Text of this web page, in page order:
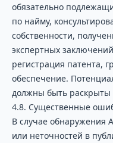
обязательно
по найму,
собственности,
экспертных
регистрация патента,
обеспечение.
должны быть
4.8. Существенные
В случае обнаружения
или неточностей в